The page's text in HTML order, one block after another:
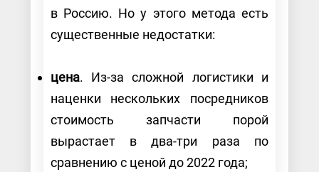
в Россию. Но у этого метода есть
существенные недостатки:
цена. Из-за сложной логистики и
наценки нескольких посредников
стоимость запчасти порой
вырастает в два-три раза по
сравнению с ценой до 2022 года;